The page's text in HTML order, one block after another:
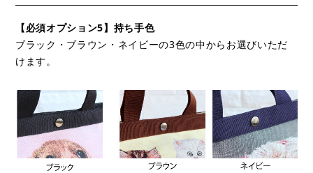
【必須オプション5】持ち手色
ブラック・ブラウン・ネイビーの3色の中からお選びいただ
けます。